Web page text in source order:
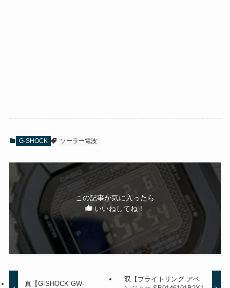
G-SHOCK ソーラー電波
この記事が気に入ったら
いいねしてね！
真【G-SHOCK GW-
双【ブライトリング アベ